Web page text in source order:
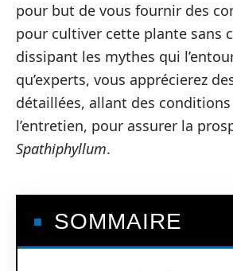
pour but de vous fournir des
pour cultiver cette plante sans
dissipant les mythes qui
qu’experts, vous apprécierez
détaillées, allant des
l’entretien, pour assurer la
Spathiphyllum.
SOMMAIRE